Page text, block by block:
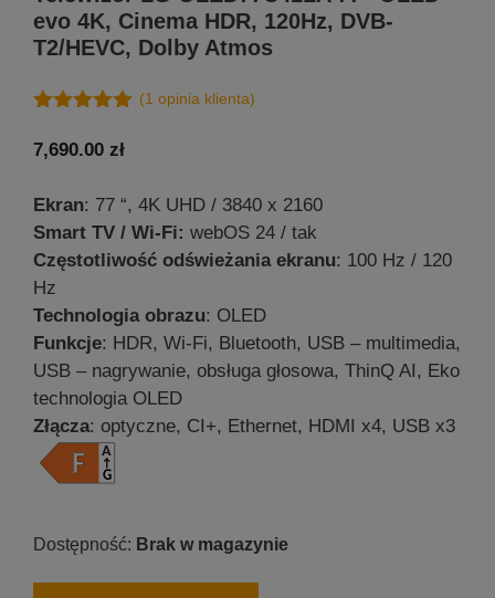
evo 4K, Cinema HDR, 120Hz, DVB-
T2/HEVC, Dolby Atmos
(1 opinia klienta)
7,690.00 zł
Ekran: 77 “, 4K UHD / 3840 x 2160
Smart TV / Wi-Fi: webOS 24 / tak
Częstotliwość odświeżania ekranu: 100 Hz / 120
Hz
Technologia obrazu: OLED
Funkcje: HDR, Wi-Fi, Bluetooth, USB – multimedia,
USB – nagrywanie, obsługa głosowa, ThinQ AI, Eko
technologia OLED
Złącza: optyczne, CI+, Ethernet, HDMI x4, USB x3
Brak w magazynie